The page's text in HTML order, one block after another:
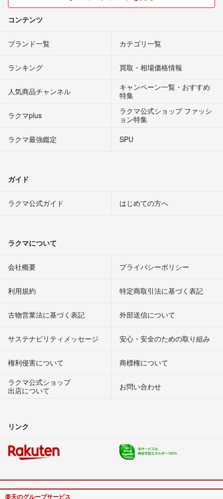
コンテンツ
ブランド一覧 カテゴリ一覧
ランキング 買取・相場価格情報
人気商品チャンネル
キャンペーン一覧・おすすめ
特集
ラクマplus
ラクマ公式ショップ ファッシ
ョン特集
ラクマ最強鑑定
SPU
ガイド
ラクマ公式ガイド はじめての方へ
ラクマについて
会社概要 プライバシーポリシー
利用規約 特定商取引法に基づく表記
古物営業法に基づく表記 外部送信について
サステナビリティメッセージ 安心・安全のための取り組み
権利侵害について
商標権について
ラクマ公式ショップ
出店について
お問い合わせ
リンク
楽天のグループサービス